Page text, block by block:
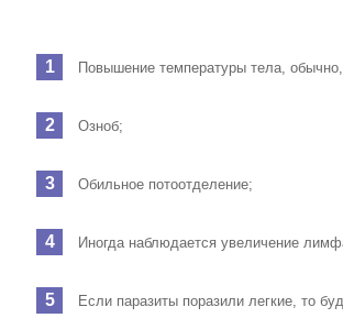
Повышение температуры тела,
Озноб;
Обильное потоотделение;
Иногда наблюдается увеличение
Если паразиты поразили легкие, то